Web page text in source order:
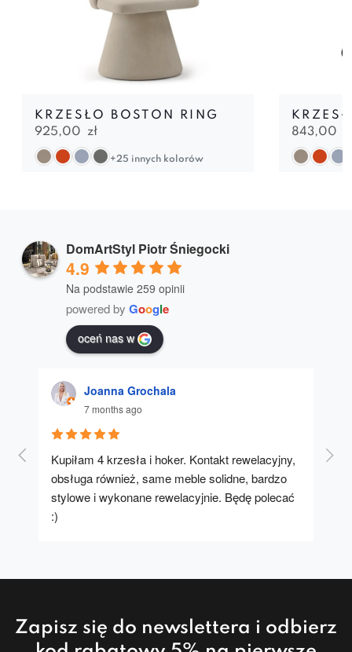
KRZESŁO BOSTON RING
925,00 zł
+25 innych kolorów
843,00
DomArtStyl Piotr Śniegocki
4.9
Na podstawie 259 opinii
powered by Google
oceń nas w
Joanna Grochala
7 months ago
Kupiłam 4 krzesła i hoker. Kontakt rewelacyjny,
obsługa również, same meble solidne, bardzo
stylowe i wykonane rewelacyjnie. Będę polecać
:)
A
Zapisz się do newslettera i odbierz